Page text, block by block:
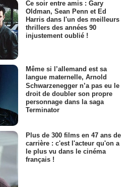
Ce soir entre amis : Gary
Oldman, Sean Penn et Ed
Harris dans l'un des meilleurs
thrillers des années 90
injustement oublié !
Même si l’allemand est sa
langue maternelle, Arnold
Schwarzenegger n’a pas eu le
droit de doubler son propre
personnage dans la saga
Terminator
Plus de 300 films en 47 ans de
carrière : c'est l'acteur qu'on a
le plus vu dans le cinéma
français !